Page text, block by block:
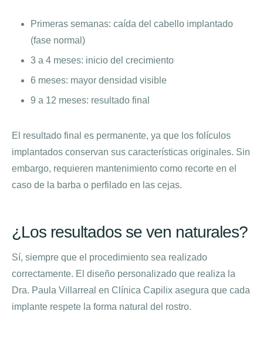
Primeras semanas: caída del cabello implantado
(fase normal)
3 a 4 meses: inicio del crecimiento
6 meses: mayor densidad visible
9 a 12 meses: resultado final
El resultado final es permanente, ya que los folículos
implantados conservan sus características originales. Sin
embargo, requieren mantenimiento como recorte en el
caso de la barba o perfilado en las cejas.
¿Los resultados se ven naturales?
Sí, siempre que el procedimiento sea realizado
correctamente. El diseño personalizado que realiza la
Dra. Paula Villarreal en Clínica Capilix asegura que cada
implante respete la forma natural del rostro.